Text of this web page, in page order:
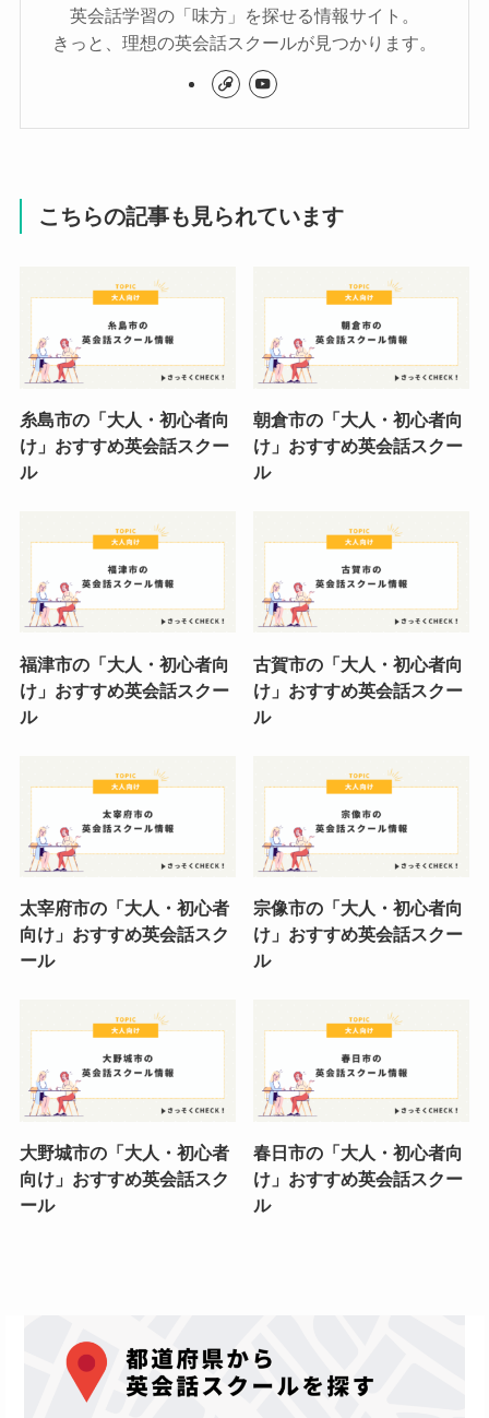
英会話学習の「味方」を探せる情報サイト。
きっと、理想の英会話スクールが見つかります。
こちらの記事も見られています
糸島市の「大人・初心者向
け」おすすめ英会話スクー
ル
朝倉市の「大人・初心者向
け」おすすめ英会話スクー
ル
福津市の「大人・初心者向
け」おすすめ英会話スクー
ル
古賀市の「大人・初心者向
け」おすすめ英会話スクー
ル
太宰府市の「大人・初心者
向け」おすすめ英会話スク
ール
宗像市の「大人・初心者向
け」おすすめ英会話スクー
ル
大野城市の「大人・初心者
向け」おすすめ英会話スク
ール
春日市の「大人・初心者向
け」おすすめ英会話スクー
ル